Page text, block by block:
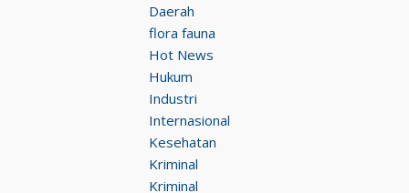
Daerah
flora fauna
Hot News
Hukum
Industri
Internasional
Kesehatan
Kriminal
Kriminal